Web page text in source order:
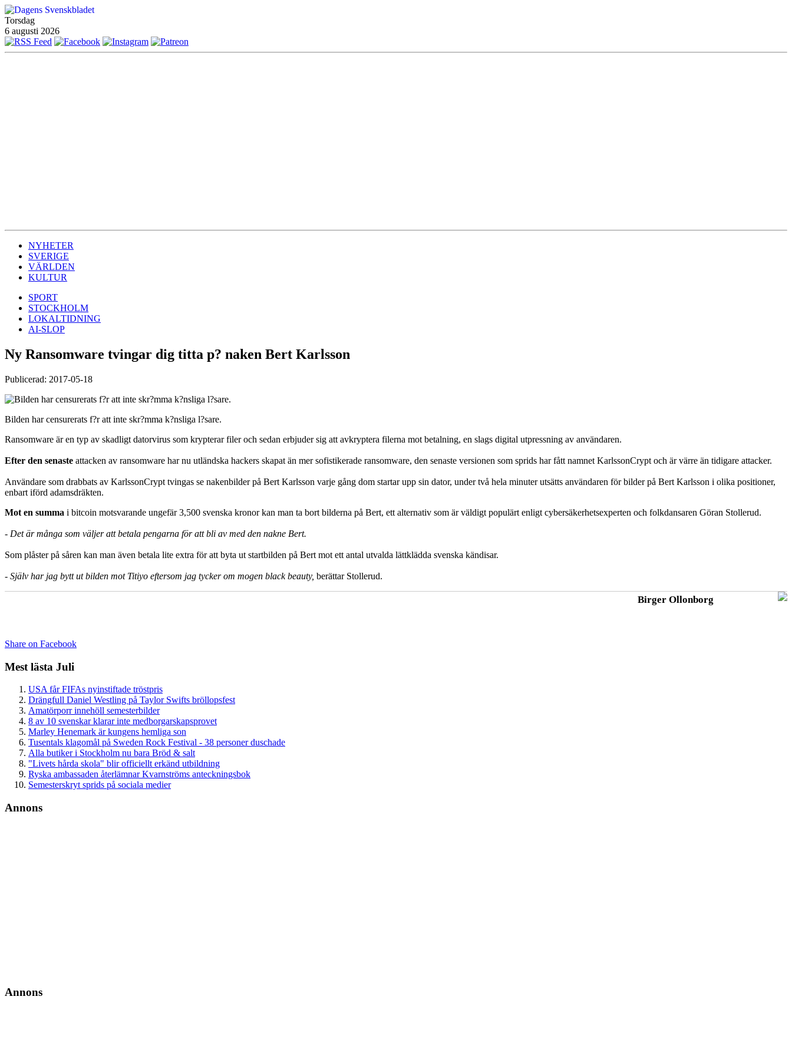
Torsdag
6 augusti 2026
NYHETER
SVERIGE
VÄRLDEN
KULTUR
SPORT
STOCKHOLM
LOKALTIDNING
AI-SLOP
Ny Ransomware tvingar dig titta p? naken Bert Karlsson
Publicerad: 2017-05-18
Bilden har censurerats f?r att inte skr?mma k?nsliga l?sare.
Ransomware är en typ av skadligt datorvirus som krypterar filer och sedan erbjuder sig att avkryptera filerna mot betalning, en slags digital utpressning av användaren.
Efter den senaste attacken av ransomware har nu utländska hackers skapat än mer sofistikerade ransomware, den senaste versionen som sprids har fått namnet KarlssonCrypt och är värre än tidigare attacker.
Användare som drabbats av KarlssonCrypt tvingas se nakenbilder på Bert Karlsson varje gång dom startar upp sin dator, under två hela minuter utsätts användaren för bilder på Bert Karlsson i olika positioner,
enbart iförd adamsdräkten.
Mot en summa i bitcoin motsvarande ungefär 3,500 svenska kronor kan man ta bort bilderna på Bert, ett alternativ som är väldigt populärt enligt cybersäkerhetsexperten och folkdansaren Göran Stollerud.
- Det är många som väljer att betala pengarna för att bli av med den nakne Bert.
Som plåster på såren kan man även betala lite extra för att byta ut startbilden på Bert mot ett antal utvalda lättklädda svenska kändisar.
- Själv har jag bytt ut bilden mot Titiyo eftersom jag tycker om mogen black beauty, berättar Stollerud.
Birger Ollonborg
Share on Facebook
Mest lästa Juli
USA får FIFAs nyinstiftade tröstpris
Drängfull Daniel Westling på Taylor Swifts bröllopsfest
Amatörporr innehöll semesterbilder
8 av 10 svenskar klarar inte medborgarskapsprovet
Marley Henemark är kungens hemliga son
Tusentals klagomål på Sweden Rock Festival - 38 personer duschade
Alla butiker i Stockholm nu bara Bröd & salt
"Livets hårda skola" blir officiellt erkänd utbildning
Ryska ambassaden återlämnar Kvarnströms anteckningsbok
Semesterskryt sprids på sociala medier
Annons
Annons